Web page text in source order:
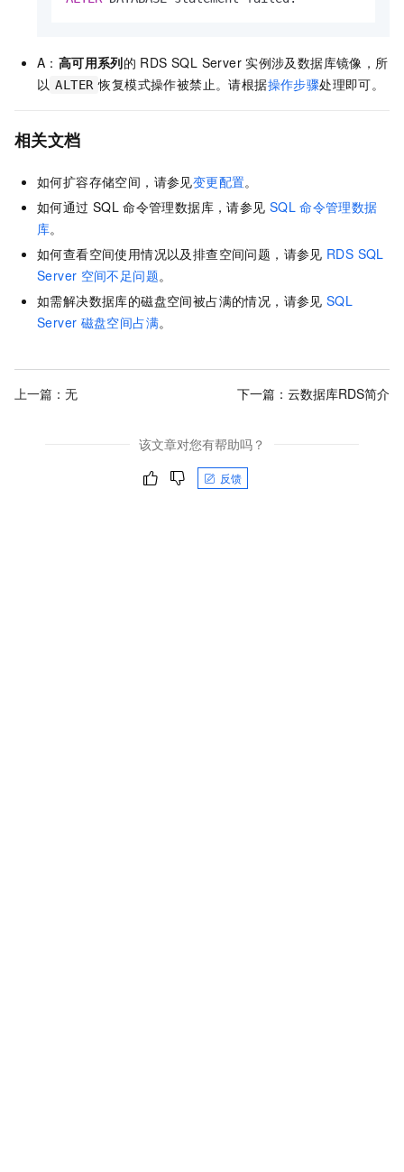
A： 高可用系列的 RDS SQL Server 实例涉及数据库镜像，所
以 ALTER 恢复模式操作被禁止。请根据操作步骤处理即可。
相关文档
如何扩容存储空间，请参见变更配置。
如何通过 SQL 命令管理数据库，请参见 SQL 命令管理数据
库。
如何查看空间使用情况以及排查空间问题，请参见 RDS SQL
Server 空间不足问题。
如需解决数据库的磁盘空间被占满的情况，请参见 SQL
Server 磁盘空间占满。
上一篇：无 下一篇： 云数据库RDS简介
该文章对您有帮助吗？
反馈